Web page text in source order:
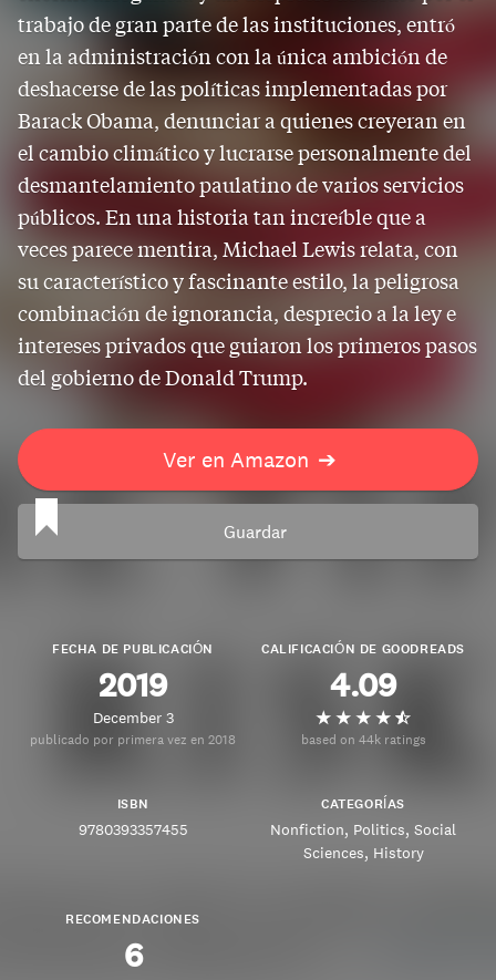
trabajo de gran parte de las instituciones, entró
en la administración con la única ambición de
deshacerse de las políticas implementadas por
Barack Obama, denunciar a quienes creyeran en
el cambio climático y lucrarse personalmente del
desmantelamiento paulatino de varios servicios
públicos. En una historia tan increíble que a
veces parece mentira, Michael Lewis relata, con
su característico y fascinante estilo, la peligrosa
combinación de ignorancia, desprecio a la ley e
intereses privados que guiaron los primeros pasos
del gobierno de Donald Trump.
Ver en Amazon ➔
Guardar
FECHA DE PUBLICACIÓN
2019
December 3
publicado por primera vez en 2018
CALIFICACIÓN DE GOODREADS
4.09
based on 44k ratings
ISBN
9780393357455
CATEGORÍAS
Nonfiction Politics Social
Sciences History
RECOMENDACIONES
6